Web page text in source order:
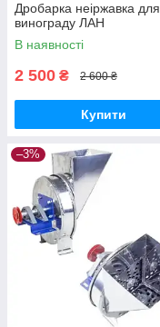
Дробарка неіржавка для
винограду ЛАН
В наявності
2 500 ₴ 2 600 ₴
Купити
–3%